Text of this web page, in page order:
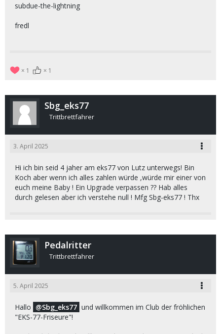
subdue-the-lightning
fredl
1 1
Sbg_eks77
Trittbrettfahrer
3. April 2025
Hi ich bin seid 4 jaher am eks77 von Lutz unterwegs! Bin
Koch aber wenn ich alles zahlen würde ,würde mir einer von
euch meine Baby ! Ein Upgrade verpassen ?? Hab alles
durch gelesen aber ich verstehe null ! Mfg Sbg-eks77 ! Thx
Pedalritter
Trittbrettfahrer
5. April 2025
Hallo Sbg_eks77 und willkommen im Club der fröhlichen
"EKS-77-Friseure"!